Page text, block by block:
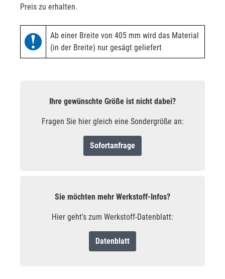
Preis zu erhalten.
Ab einer Breite von 405 mm wird das Material
(in der Breite) nur gesägt geliefert
Ihre gewünschte Größe ist nicht dabei?
Fragen Sie hier gleich eine Sondergröße an:
Sofortanfrage
Sie möchten mehr Werkstoff-Infos?
Hier geht's zum Werkstoff-Datenblatt:
Datenblatt